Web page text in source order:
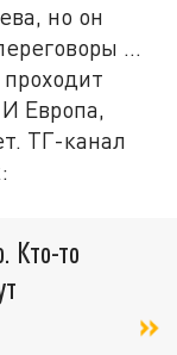
но он
…
Европа,
ТГ-канал
Кто-то